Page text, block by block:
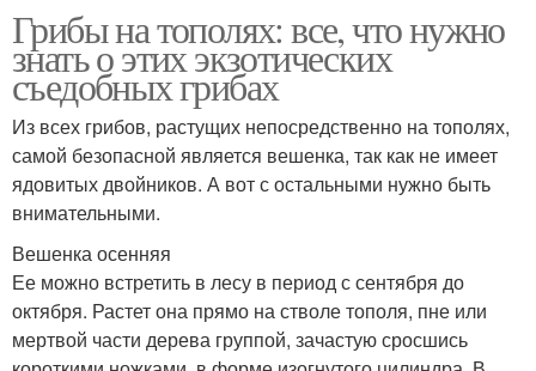
Грибы на тополях: все, что нужно
знать о этих экзотических
съедобных грибах
Из всех грибов, растущих непосредственно на тополях,
самой безопасной является вешенка, так как не имеет
ядовитых двойников. А вот с остальными нужно быть
внимательными.
Вешенка осенняя
Ее можно встретить в лесу в период с сентября до
октября. Растет она прямо на стволе тополя, пне или
мертвой части дерева группой, зачастую сросшись